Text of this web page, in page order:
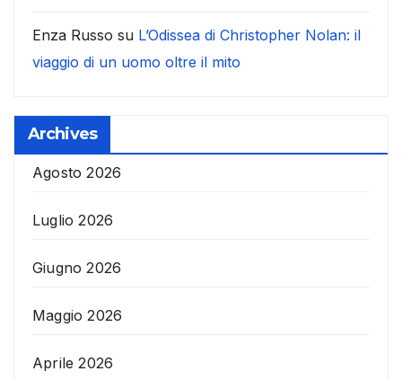
Enza Russo su L’Odissea di Christopher Nolan: il
viaggio di un uomo oltre il mito
Archives
Agosto 2026
Luglio 2026
Giugno 2026
Maggio 2026
Aprile 2026